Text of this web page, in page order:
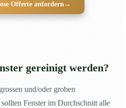
Offerte anfordern→
gereinigt werden?
und/oder groben
Fenster im Durchschnitt alle